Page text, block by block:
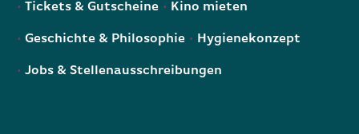
Tickets & Gutscheine Kino mieten
Geschichte & Philosophie Hygienekonzept
Jobs & Stellenausschreibungen